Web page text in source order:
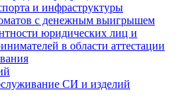
и инфраструктуры
с денежным выигрышем
юридических лиц и
в области аттестации
СИ и изделий